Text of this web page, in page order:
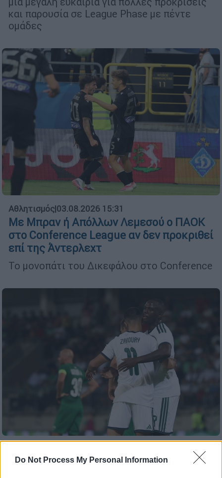
Do Not Process My Personal Information
και παρουσία σε League Phase με πέντε
ομάδες
Αθλητισμός|03.08.2026 15:31
Με Μπραν ή Απόλλων Λεμεσού ο ΠΑΟΚ
στο Conference League αν δεν προκριθεί
επί της Άντερλεχτ
Το μονοπάτι του Δικεφάλου στο Conference
Η κλήρωση του Παναθηναϊκού στα